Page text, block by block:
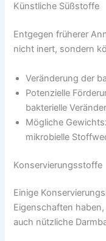
Künstliche Süßstoffe
Entgegen früherer
nicht inert, sondern
Veränderung der
Potenzielle
bakterielle
Mögliche
mikrobielle
Konservierungsstoffe
Einige
Eigenschaften
auch nützliche